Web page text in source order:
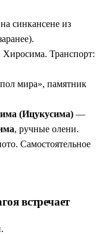
на синкансене из
Транспорт:
мира», памятник
(Ицукусима) —
, ручные олени.
Самостоятельное
встречает